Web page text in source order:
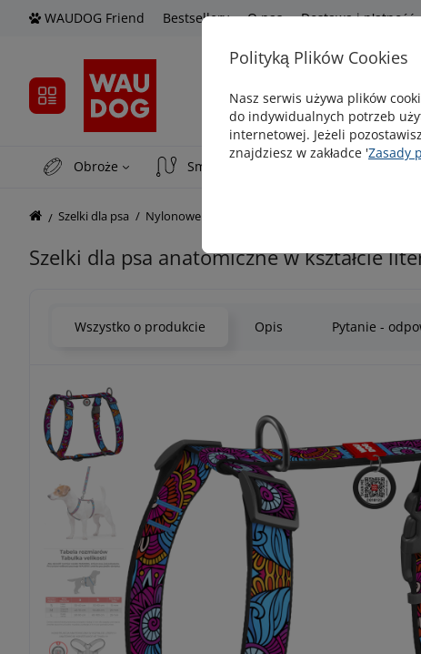
WAUDOG Friend Bestsellery O nas Dostawa i płatność
Obroże Smycze Smyczе
Szelki dla psa Nylonowe szelki Szelki dla psa anatomiczne w
Szelki dla psa anatomiczne w kształcie
Wszystko o produkcie Opis Pytanie -
Polityką Plików Cookies
Nasz serwis używa plików
do indywidualnych potrzeb
internetowej. Jeżeli
znajdziesz w zakładce 'Zasady